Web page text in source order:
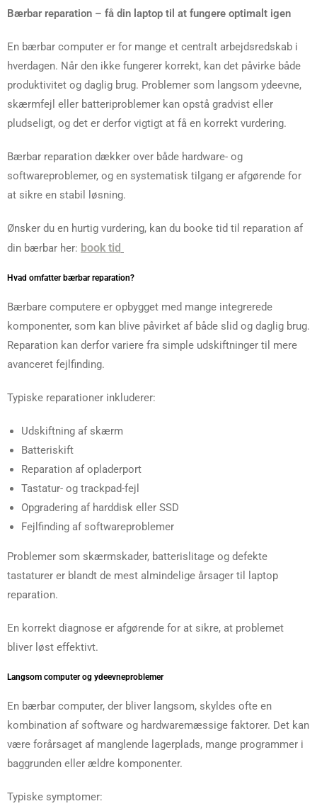
Bærbar reparation – få din laptop til at fungere optimalt igen
En bærbar computer er for mange et centralt arbejdsredskab i
hverdagen. Når den ikke fungerer korrekt, kan det påvirke både
produktivitet og daglig brug. Problemer som langsom ydeevne,
skærmfejl eller batteriproblemer kan opstå gradvist eller
pludseligt, og det er derfor vigtigt at få en korrekt vurdering.
Bærbar reparation dækker over både hardware- og
softwareproblemer, og en systematisk tilgang er afgørende for
at sikre en stabil løsning.
Ønsker du en hurtig vurdering, kan du booke tid til reparation af
din bærbar her: book tid
Hvad omfatter bærbar reparation?
Bærbare computere er opbygget med mange integrerede
komponenter, som kan blive påvirket af både slid og daglig brug.
Reparation kan derfor variere fra simple udskiftninger til mere
avanceret fejlfinding.
Typiske reparationer inkluderer:
Udskiftning af skærm
Batteriskift
Reparation af opladerport
Tastatur- og trackpad-fejl
Opgradering af harddisk eller SSD
Fejlfinding af softwareproblemer
Problemer som skærmskader, batterislitage og defekte
tastaturer er blandt de mest almindelige årsager til laptop
reparation.
En korrekt diagnose er afgørende for at sikre, at problemet
bliver løst effektivt.
Langsom computer og ydeevneproblemer
En bærbar computer, der bliver langsom, skyldes ofte en
kombination af software og hardwaremæssige faktorer. Det kan
være forårsaget af manglende lagerplads, mange programmer i
baggrunden eller ældre komponenter.
Typiske symptomer: